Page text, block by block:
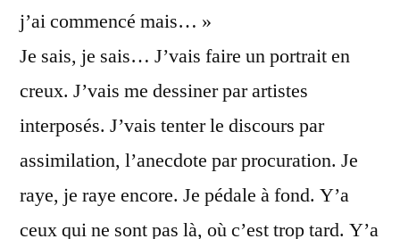
j’ai commencé mais… »
Je sais, je sais… J’vais faire un portrait en
creux. J’vais me dessiner par artistes
interposés. J’vais tenter le discours par
assimilation, l’anecdote par procuration. Je
raye, je raye encore. Je pédale à fond. Y’a
ceux qui ne sont pas là, où c’est trop tard. Y’a